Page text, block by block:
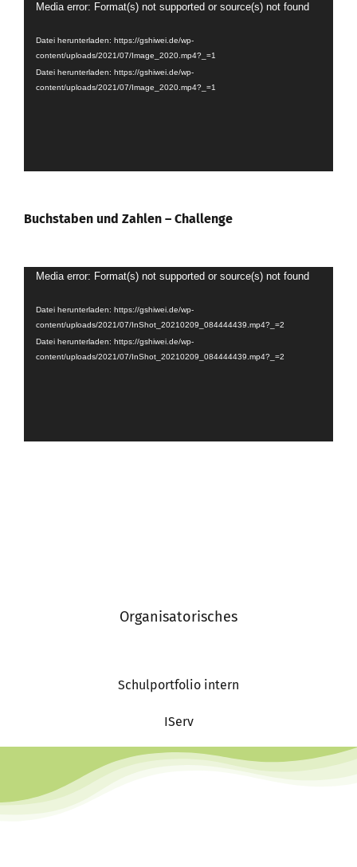
Video-
Media error: Format(s) not supported or source(s) not found
Datei herunterladen: https://gshiwei.de/wp-
content/uploads/2021/07/Image_2020.mp4?_=1
Datei herunterladen: https://gshiwei.de/wp-
content/uploads/2021/07/Image_2020.mp4?_=1
Buchstaben und Zahlen – Challenge
Video-
Media error: Format(s) not supported or source(s) not found
Datei herunterladen: https://gshiwei.de/wp-
content/uploads/2021/07/InShot_20210209_084444439.mp4?_=2
Datei herunterladen: https://gshiwei.de/wp-
content/uploads/2021/07/InShot_20210209_084444439.mp4?_=2
Organisatorisches
Schulportfolio intern
IServ